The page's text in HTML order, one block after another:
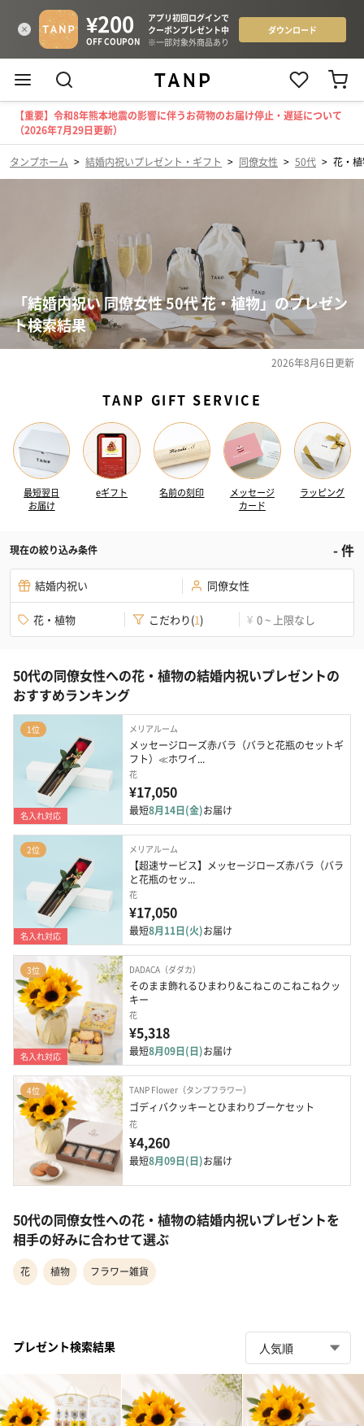
【重要】令和8年熊本地震の影響に伴うお荷物のお届け停止・遅延について
（2026年7月29日更新）
タンプホーム > 結婚内祝いプレゼント・ギフト > 同僚女性 > 50代 > 花・
「結婚内祝い 同僚女性 50代 花・植物」のプレゼン
ト検索結果
2026年8月6日更新
TANP GIFT SERVICE
最短翌日
お届け
eギフト 名前の刻印
メッセージ
カード
ラッピング
現在の絞り込み条件 -件
結婚内祝い 同僚女性
花・植物 こだわり(1) ¥ 0 ~ 上限なし
50代の同僚女性への花・植物の結婚内祝いプレゼントの
おすすめランキング
1位
名入れ対応
メリアルーム
メッセージローズ赤バラ（バラと花瓶のセットギ
フト）≪ホワイ...
花
¥17,050
最短8月14日(金)お届け
2位
名入れ対応
メリアルーム
【超速サービス】メッセージローズ赤バラ（バラ
と花瓶のセッ...
花
¥17,050
最短8月11日(火)お届け
3位
名入れ対応
DADACA（ダダカ）
そのまま飾れるひまわり&こねこのこねこねクッ
キー
花
¥5,318
最短8月09日(日)お届け
4位 TANP Flower（タンプフラワー）
ゴディバクッキーとひまわりブーケセット
花
¥4,260
最短8月09日(日)お届け
50代の同僚女性への花・植物の結婚内祝いプレゼントを
相手の好みに合わせて選ぶ
花 植物 フラワー雑貨
プレゼント検索結果